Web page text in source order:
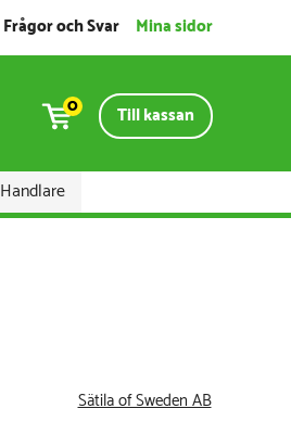
Frågor och Svar Mina sidor
0 Till kassan
Handlare
Sätila of Sweden AB